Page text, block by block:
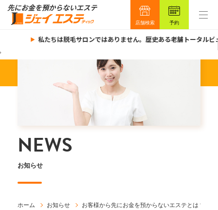
店舗検索 予約
私たちは脱毛サロンではありません。歴史ある老舗トータルビュ
NEWS
お知らせ
ホーム お知らせ お客様から先にお金を預からないエステとは？